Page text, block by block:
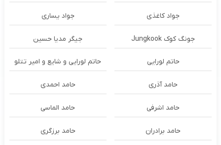
جواد کاغذی جواد یساری
جونگ کوک Jungkook جیگر مدیا حسین
حاتم لورایی حاتم لورایی و شایع و امیر تتلو
حامد آذری حامد احمدی
حامد اشرفی حامد الماسی
حامد برادران حامد برزگری